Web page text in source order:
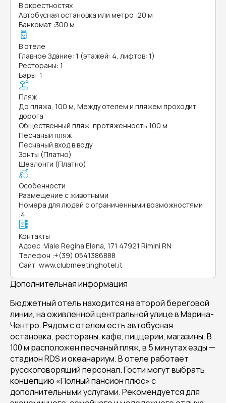
В окрестностях
Автобусная остановка или метро :20 м
Банкомат :300 м
В отеле
Главное Здание: 1 (этажей: 4, лифтов: 1)
Рестораны: 1
Бары: 1
Пляж
До пляжа, 100 м, Между отелем и пляжем проходит
дорога
Общественный пляж, протяженность 100 м
Песчаный пляж
Песчаный вход в воду
Зонты (Платно)
Шезлонги (Платно)
Особенности
Размещение с животными
Номера для людей с ограниченными возможностями
:4
Контакты
Адрес :Viale Regina Elena, 171 47921 Rimini RN
Телефон :+(39) 0541386888
Сайт :www.clubmeetinghotel.it
Дополнительная информация
Бюджетный отель находится на второй береговой
линии, на оживленной центральной улице в Марина-
Чентро. Рядом с отелем есть автобусная
остановка, рестораны, кафе, пиццерии, магазины. В
100 м расположен песчаный пляж, в 5 минутах езды —
стадион RDS и океанариум. В отеле работает
русскоговорящий персонал. Гости могут выбрать
концепцию «Полный пансион плюс» с
дополнительными услугами. Рекомендуется для